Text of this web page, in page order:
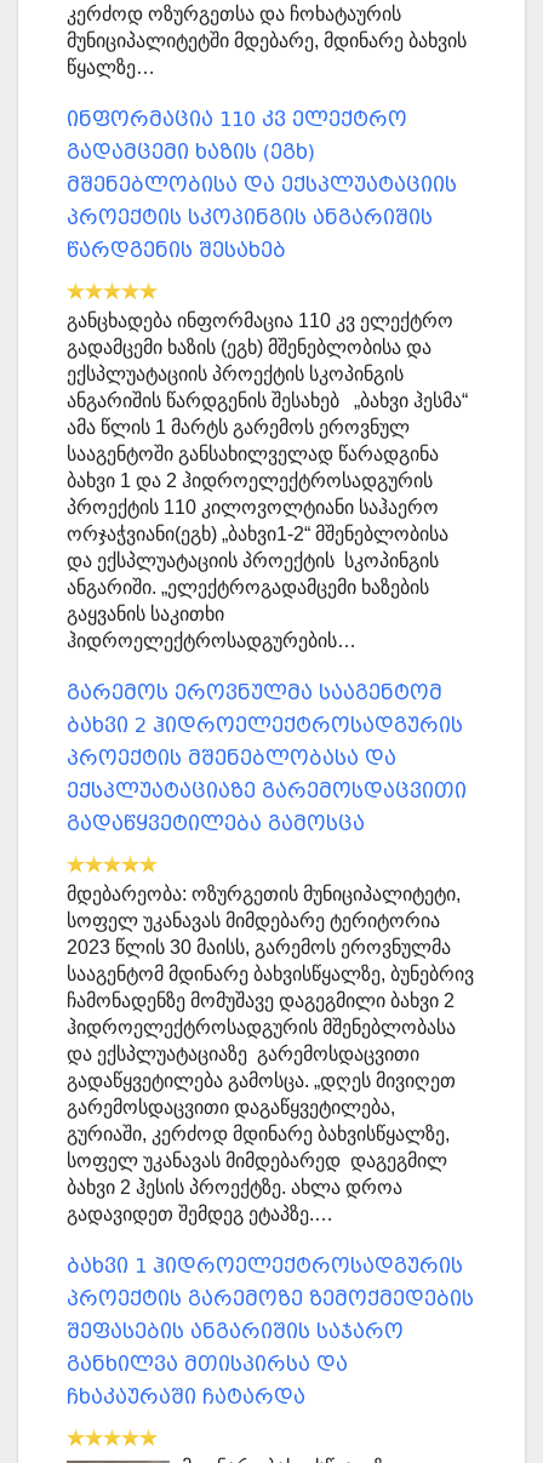
კერძოდ ოზურგეთსა და ჩოხატაურის
მუნიციპალიტეტში მდებარე, მდინარე ბახვის
წყალზე…
ინფორმაცია 110 კვ ელექტრო
გადამცემი ხაზის (ეგხ)
მშენებლობისა და ექსპლუატაციის
პროექტის სკოპინგის ანგარიშის
წარდგენის შესახებ
განცხადება ინფორმაცია 110 კვ ელექტრო
გადამცემი ხაზის (ეგხ) მშენებლობისა და
ექსპლუატაციის პროექტის სკოპინგის
ანგარიშის წარდგენის შესახებ „ბახვი ჰესმა“
ამა წლის 1 მარტს გარემოს ეროვნულ
სააგენტოში განსახილველად წარადგინა
ბახვი 1 და 2 ჰიდროელექტროსადგურის
პროექტის 110 კილოვოლტიანი საჰაერო
ორჯაჭვიანი(ეგხ) „ბახვი1-2“ მშენებლობისა
და ექსპლუატაციის პროექტის სკოპინგის
ანგარიში. „ელექტროგადამცემი ხაზების
გაყვანის საკითხი
ჰიდროელექტროსადგურების…
გარემოს ეროვნულმა სააგენტომ
ბახვი 2 ჰიდროელექტროსადგურის
პროექტის მშენებლობასა და
ექსპლუატაციაზე გარემოსდაცვითი
გადაწყვეტილება გამოსცა
მდებარეობა: ოზურგეთის მუნიციპალიტეტი,
სოფელ უკანავას მიმდებარე ტერიტორია
2023 წლის 30 მაისს, გარემოს ეროვნულმა
სააგენტომ მდინარე ბახვისწყალზე, ბუნებრივ
ჩამონადენზე მომუშავე დაგეგმილი ბახვი 2
ჰიდროელექტროსადგურის მშენებლობასა
და ექსპლუატაციაზე გარემოსდაცვითი
გადაწყვეტილება გამოსცა. „დღეს მივიღეთ
გარემოსდაცვითი დაგაწყვეტილება,
გურიაში, კერძოდ მდინარე ბახვისწყალზე,
სოფელ უკანავას მიმდებარედ დაგეგმილ
ბახვი 2 ჰესის პროექტზე. ახლა დროა
გადავიდეთ შემდეგ ეტაპზე.…
ბახვი 1 ჰიდროელექტროსადგურის
პროექტის გარემოზე ზემოქმედების
შეფასების ანგარიშის საჯარო
განხილვა მთისპირსა და
ჩხაკაურაში ჩატარდა